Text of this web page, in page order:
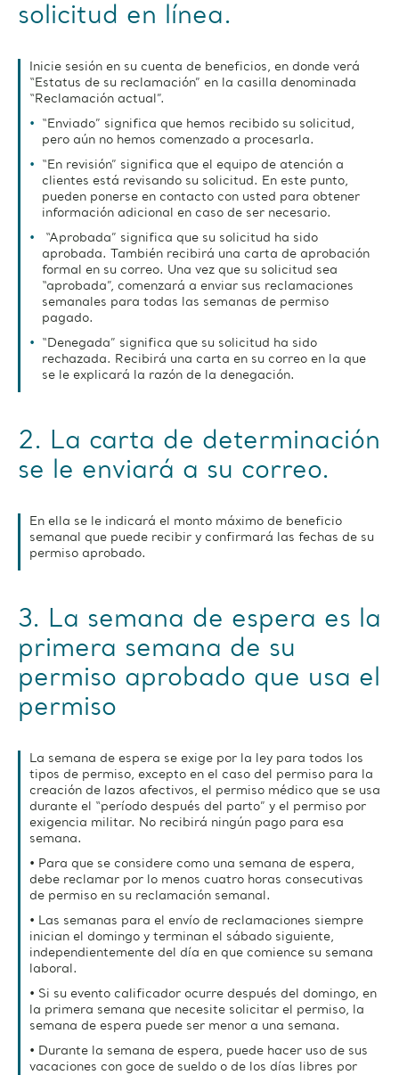
solicitud en línea.
Inicie sesión en su cuenta de beneficios, en donde verá
“Estatus de su reclamación” en la casilla denominada
“Reclamación actual”.
“Enviado” significa que hemos recibido su solicitud,
pero aún no hemos comenzado a procesarla.
“En revisión” significa que el equipo de atención a
clientes está revisando su solicitud. En este punto,
pueden ponerse en contacto con usted para obtener
información adicional en caso de ser necesario.
“Aprobada” significa que su solicitud ha sido
aprobada. También recibirá una carta de aprobación
formal en su correo. Una vez que su solicitud sea
“aprobada”, comenzará a enviar sus reclamaciones
semanales para todas las semanas de permiso
pagado.
“Denegada” significa que su solicitud ha sido
rechazada. Recibirá una carta en su correo en la que
se le explicará la razón de la denegación.
2. La carta de determinación
se le enviará a su correo.
En ella se le indicará el monto máximo de beneficio
semanal que puede recibir y confirmará las fechas de su
permiso aprobado.
3. La semana de espera es la
primera semana de su
permiso aprobado que usa el
permiso
La semana de espera se exige por la ley para todos los
tipos de permiso, excepto en el caso del permiso para la
creación de lazos afectivos, el permiso médico que se usa
durante el “período después del parto” y el permiso por
exigencia militar. No recibirá ningún pago para esa
semana.
• Para que se considere como una semana de espera,
debe reclamar por lo menos cuatro horas consecutivas
de permiso en su reclamación semanal.
• Las semanas para el envío de reclamaciones siempre
inician el domingo y terminan el sábado siguiente,
independientemente del día en que comience su semana
laboral.
• Si su evento calificador ocurre después del domingo, en
la primera semana que necesite solicitar el permiso, la
semana de espera puede ser menor a una semana.
• Durante la semana de espera, puede hacer uso de sus
vacaciones con goce de sueldo o de los días libres por